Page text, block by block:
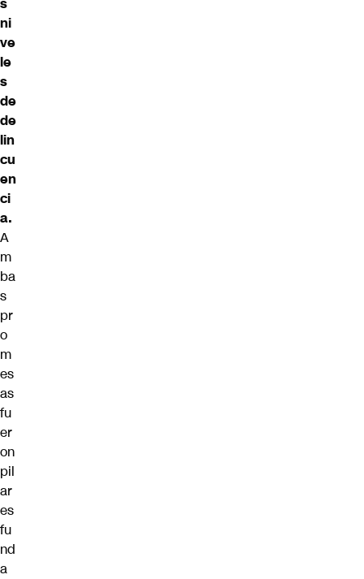
ni
ve
le
s
de
de
lin
cu
en
ci
a.
A
m
ba
s
pr
o
m
es
as
fu
er
on
pil
ar
es
fu
nd
a